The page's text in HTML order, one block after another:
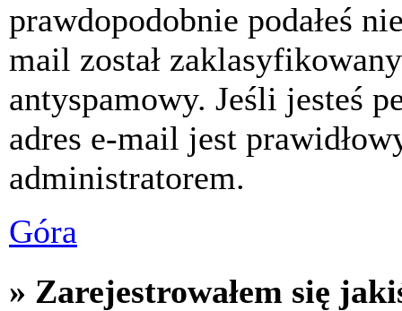
prawdopodobnie podałeś
mail został
antyspamowy. Jeśli jesteś
adres e-mail jest
administratorem.
Góra
» Zarejestrowałem się